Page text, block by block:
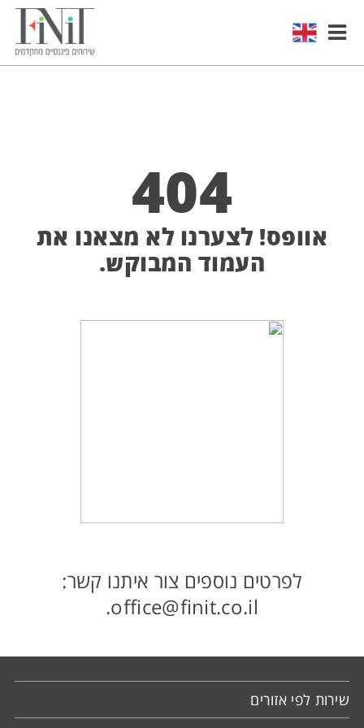
https://finit.co.il/blog/tag
404
אוופס! לצערנו לא מצאנו את
העמוד המבוקש.
לפרטים נוספים צור איתנו קשר:
office@finit.co.il
.
שירות לפי אזורים